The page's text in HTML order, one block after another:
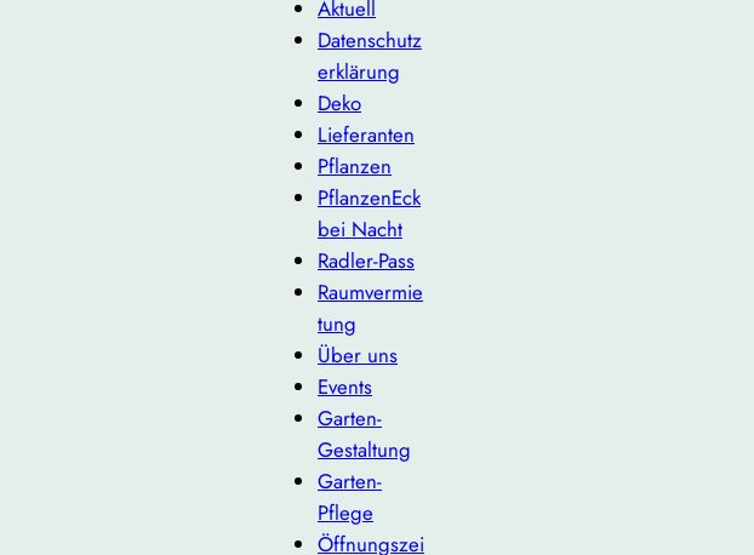
Aktuell
Datenschutz
erklärung
Deko
Lieferanten
Pflanzen
PflanzenEck
bei Nacht
Radler-Pass
Raumvermie
tung
Über uns
Events
Garten-
Gestaltung
Garten-
Pflege
Öffnungszei